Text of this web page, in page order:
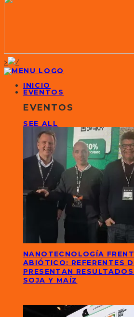
>
INICIO
EVENTOS
EVENTOS
SEE ALL
NANOTECNOLOGÍA
ABIÓTICO: REFERENTES
PRESENTAN
SOJA Y MAÍZ